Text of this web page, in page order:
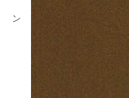
ン